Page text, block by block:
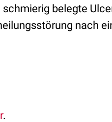
belegte
nach
.